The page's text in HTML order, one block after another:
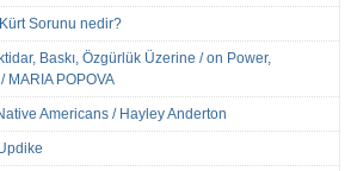
Sorunu nedir?
Baskı, Özgürlük Üzerine / on Power,
MARIA POPOVA
Americans / Hayley Anderton